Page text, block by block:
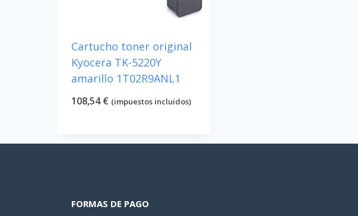
Cartucho toner original
Kyocera TK-5220Y
amarillo 1T02R9ANL1
108,54€ (impuestos incluidos)
FORMAS DE PAGO